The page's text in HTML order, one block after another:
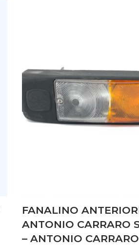
FANALINO
ANTONIO CARRARO
– ANTONIO